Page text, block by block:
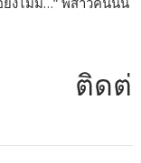
ติดต่อโฆ